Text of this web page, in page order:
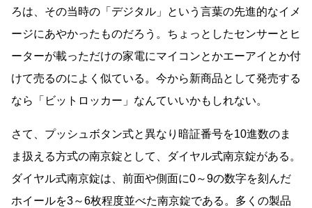
ろは、その当時の「デジタル」という言葉の先進的なイメ
ージにあやかったものだろう。ちょっとしたセンサーとヒ
ーターが載っただけの家電にマイコンとかエーアイとか付
けて売るのによく似ている。今から新商品として発売する
なら「ビットロッカー」なんていいかもしれない。
さて、プッシュボタン式と異なり暗証番号を10進数のま
ま扱える方式の南京錠として、ダイヤル式南京錠がある。
ダイヤル式南京錠は、前面や側面に0～9の数字を刻んだ
ホイールを3～6枚程度並べた南京錠である。多くの製品